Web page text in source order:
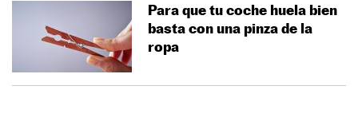
Para que tu coche huela bien
basta con una pinza de la
ropa